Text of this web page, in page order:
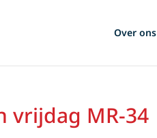
Over ons
vrijdag MR-34